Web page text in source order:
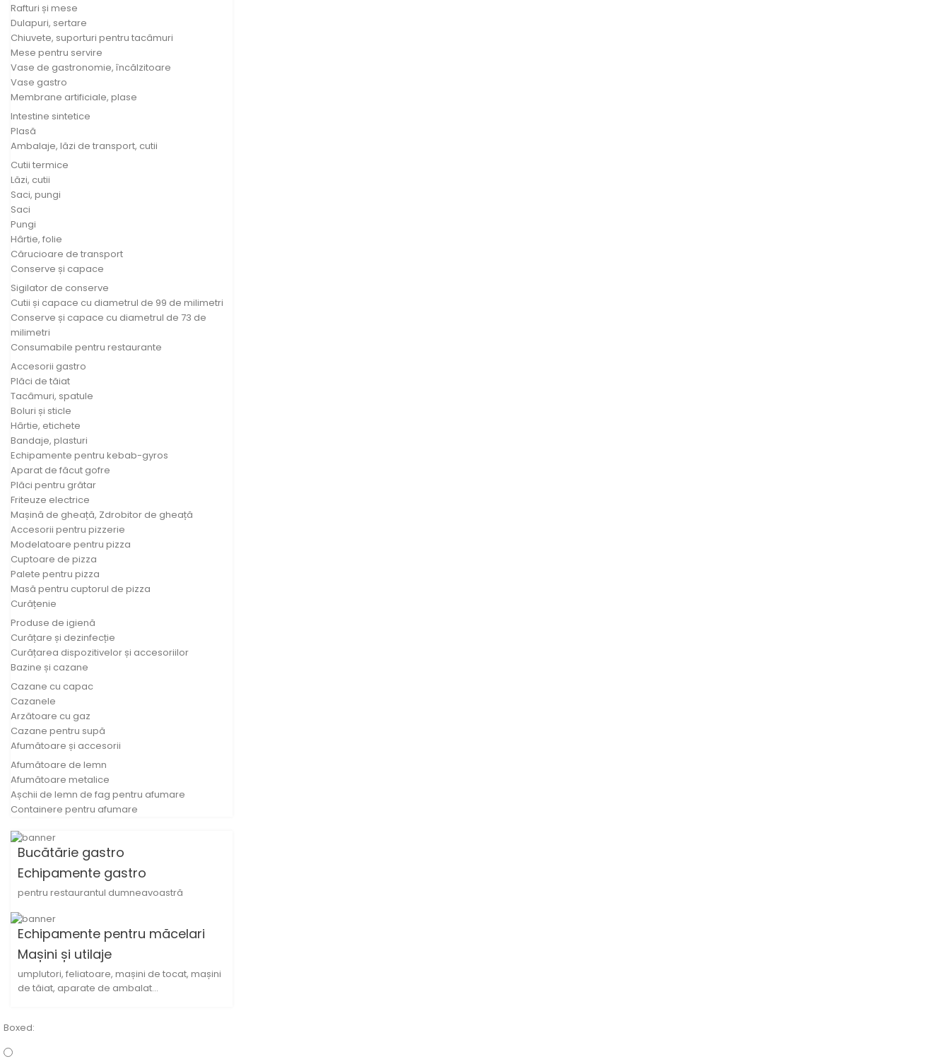
Rafturi și mese
Dulapuri, sertare
Chiuvete, suporturi pentru tacâmuri
Mese pentru servire
Vase de gastronomie, încălzitoare
Vase gastro
Membrane artificiale, plase
Intestine sintetice
Plasă
Ambalaje, lăzi de transport, cutii
Cutii termice
Lăzi, cutii
Saci, pungi
Saci
Pungi
Hârtie, folie
Cărucioare de transport
Conserve și capace
Sigilator de conserve
Cutii și capace cu diametrul de 99 de milimetri
Conserve și capace cu diametrul de 73 de
milimetri
Consumabile pentru restaurante
Accesorii gastro
Plăci de tăiat
Tacâmuri, spatule
Boluri și sticle
Hârtie, etichete
Bandaje, plasturi
Echipamente pentru kebab-gyros
Aparat de făcut gofre
Plăci pentru grătar
Friteuze electrice
Mașină de gheață, Zdrobitor de gheață
Accesorii pentru pizzerie
Modelatoare pentru pizza
Cuptoare de pizza
Palete pentru pizza
Masă pentru cuptorul de pizza
Curățenie
Produse de igienă
Curățare și dezinfecție
Curățarea dispozitivelor și accesoriilor
Bazine și cazane
Cazane cu capac
Cazanele
Arzătoare cu gaz
Cazane pentru supă
Afumătoare și accesorii
Afumătoare de lemn
Afumătoare metalice
Așchii de lemn de fag pentru afumare
Containere pentru afumare
Bucătărie gastro
Echipamente gastro
pentru restaurantul dumneavoastră
Echipamente pentru măcelari
Mașini și utilaje
umplutori, feliatoare, mașini de tocat, mașini
de tăiat, aparate de ambalat...
Boxed: